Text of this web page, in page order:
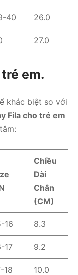
40 26.0
27.0
em.
khác biệt so với
Fila cho trẻ em
Chiều
Dài
Chân
(CM)
16 8.3
17 9.2
18 10.0